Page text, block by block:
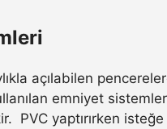
açılabilen
emniyet
yaptırırken